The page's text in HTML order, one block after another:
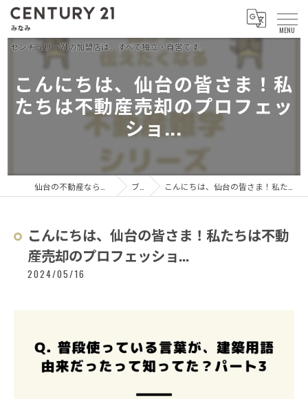
こんにちは、仙台の皆さま！私
たちは不動産売却のプロフェッ
ショ...
ブログ こんにちは、仙台の皆さま！私たちは不動産売却のプロフェッショ...
こんにちは、仙台の皆さま！私たちは不動
産売却のプロフェッショ...
2024/05/16